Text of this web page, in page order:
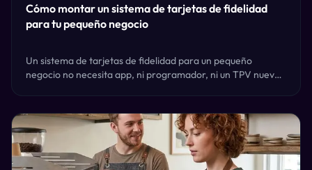
Cómo montar un sistema de tarjetas de fidelidad
para tu pequeño negocio
Un sistema de tarjetas de fidelidad para un pequeño
negocio no necesita app, ni programador, ni un TPV nuevo.